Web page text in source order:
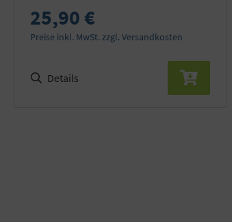
25,90 €
Preise inkl. MwSt. zzgl. Versandkosten
Details